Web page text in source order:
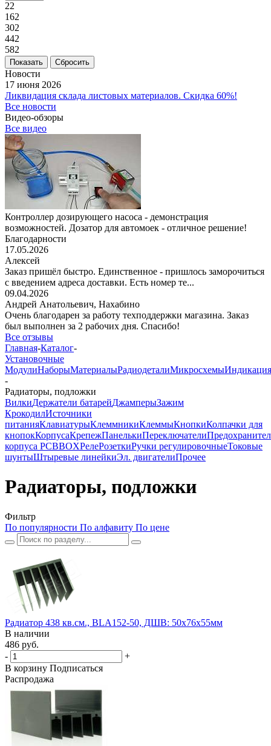
22
162
302
442
582
Сбросить
Новости
17 июня 2026
Ликвидация склада листовых материалов. Скидка 60%!
Все новости
Видео-обзоры
Все видео
Контроллер дозирующего насоса - демонстрация
возможностей. Дозатор для автомоек - отличное решение!
Благодарности
17.05.2026
Алексей
Заказ пришёл быстро. Единственное - пришлось заморочиться
с введением адреса доставки. Есть номер те...
09.04.2026
Андрей Анатольевич, Нахабино
Очень благодарен за работу техподдержки магазина. Заказ
был выполнен за 2 рабочих дня. Спасибо!
Все отзывы
Главная-Каталог-
Установочные
МодулиНаборыМатериалыРадиодеталиМикросхемыИндикация
-
Радиаторы, подложки
ВилкиДержатели батарейДжамперыЗажим
КрокодилИсточники
питанияКлавиатурыКлеммникиКлеммыКнопкиКолпачки для
кнопокКорпусаКрепежПанелькиПереключатели
корпуса PCBBOXРелеРозеткиРучки регулировочныеТоковые
шунтыШтыревые линейкиЭл. двигателиПрочее
Радиаторы, подложки
Фильтр
По популярности По алфавиту По цене
Радиатор 438 кв.см., BLA152-50, ДШВ: 50x76x55мм
В наличии
486 руб.
-
+
В корзину Подписаться
Распродажа